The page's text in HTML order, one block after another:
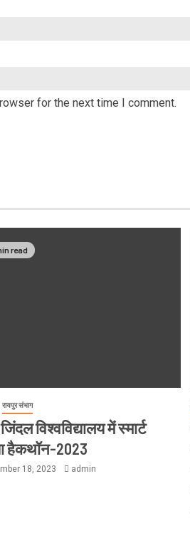
for the next time I comment.
read
रायपुर संभाग
विश्वविद्यालय में स्मार्ट
हैकथॉन-2023
18, 2023 admin